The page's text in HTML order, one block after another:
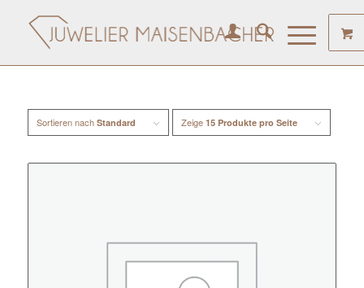
Sortieren nach Standard Zeige 15 Produkte pro Seite